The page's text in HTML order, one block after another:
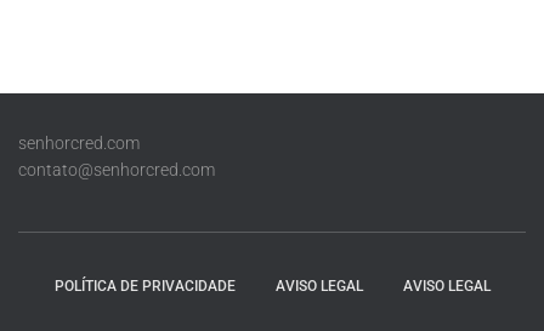
senhorcred.com
contato@senhorcred.com
POLÍTICA DE PRIVACIDADE AVISO LEGAL AVISO LEGAL